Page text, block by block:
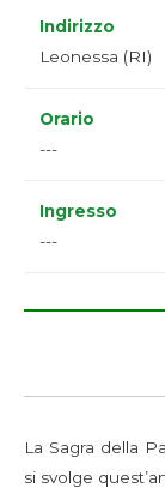
Indirizzo
Leonessa (RI)
Orario
---
Ingresso
---
La Sagra della
si svolge